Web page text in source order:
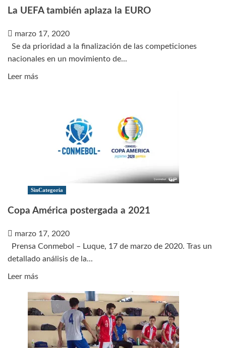
La UEFA también aplaza la EURO
marzo 17, 2020
Se da prioridad a la finalización de las competiciones
nacionales en un movimiento de...
Leer másLeer
aplaza
SinCategoria
Copa América postergada a 2021
marzo 17, 2020
Prensa Conmebol – Luque, 17 de marzo de 2020. Tras un
detallado análisis de la...
Leer másLeer
sobre
Copa
América
postergada